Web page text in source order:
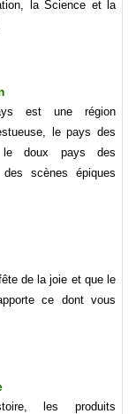
la Science et la
est une région
le pays des
le doux pays des
scènes épiques
de la joie et que le
ce dont vous
les produits